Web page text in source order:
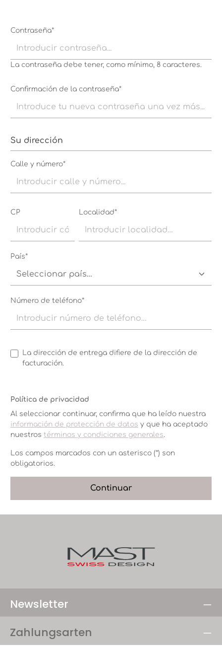
Contraseña*
La contraseña debe tener, como mínimo, 8 caracteres.
Confirmación de la contraseña*
Su dirección
Calle y número*
CP Localidad*
País*
Número de teléfono*
La dirección de entrega difiere de la dirección de
facturación.
Política de privacidad
Al seleccionar continuar, confirma que ha leído nuestra
información de protección de datos y que ha aceptado
nuestros términos y condiciones generales.
Los campos marcados con un asterisco (*) son
obligatorios.
Continuar
Newsletter
Zahlungsarten